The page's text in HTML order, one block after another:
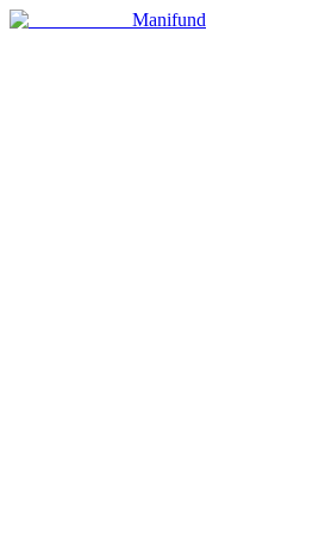
Manifund